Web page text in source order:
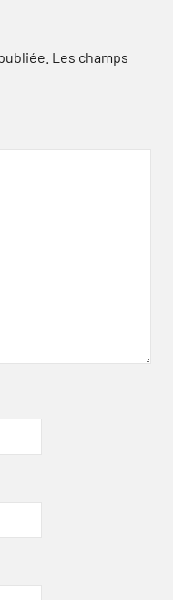
Les champs